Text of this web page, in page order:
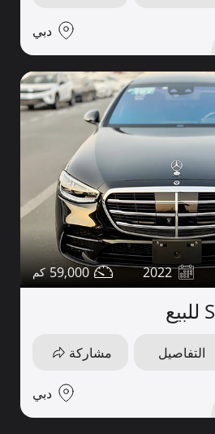
دبي
2022
59,000
التفاصيل مشاركة
دبي